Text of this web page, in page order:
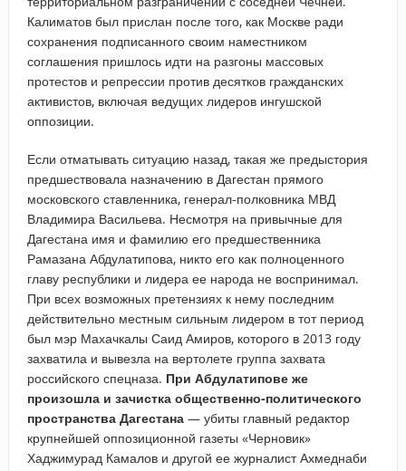
Калиматов был прислан после того, как Москве ради
сохранения подписанного своим наместником
соглашения пришлось идти на разгоны массовых
протестов и репрессии против десятков гражданских
активистов, включая ведущих лидеров ингушской
оппозиции.
Если отматывать ситуацию назад, такая же предыстория
предшествовала назначению в Дагестан прямого
московского ставленника, генерал-полковника МВД
Владимира Васильева. Несмотря на привычные для
Дагестана имя и фамилию его предшественника
Рамазана Абдулатипова, никто его как полноценного
главу республики и лидера ее народа не воспринимал.
При всех возможных претензиях к нему последним
действительно местным сильным лидером в тот период
был мэр Махачкалы Саид Амиров, которого в 2013 году
захватила и вывезла на вертолете группа захвата
российского спецназа. При Абдулатипове же
произошла и зачистка общественно-политического
пространства Дагестана — убиты главный редактор
крупнейшей оппозиционной газеты «Черновик»
Хаджимурад Камалов и другой ее журналист Ахмеднаби